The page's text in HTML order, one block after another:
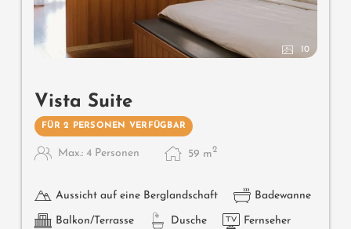
10
Vista Suite
FÜR 2 PERSONEN VERFÜGBAR
Max.: 4 Personen 59 m2
Aussicht auf eine Berglandschaft Badewanne
Balkon/Terrasse Dusche Fernseher